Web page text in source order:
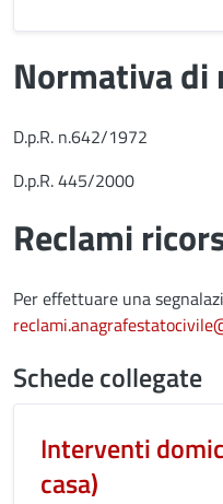
Normativa
D.p.R. n.642/1972
D.p.R. 445/2000
Reclami
Per effettuare una
Schede collegate
Interventi
casa)